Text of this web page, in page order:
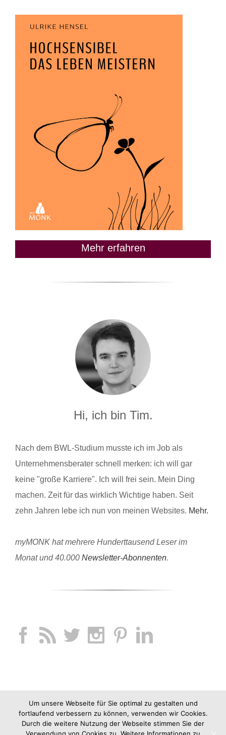
Mehr erfahren
Hi, ich bin Tim.
Nach dem BWL-Studium musste ich im Job als
Unternehmensberater schnell merken: ich will gar
keine "große Karriere". Ich will frei sein. Mein Ding
machen. Zeit für das wirklich Wichtige haben. Seit
zehn Jahren lebe ich nun von meinen Websites. Mehr.
myMONK hat mehrere Hunderttausend Leser im
Monat und 40.000 Newsletter-Abonnenten.
Um unsere Webseite für Sie optimal zu gestalten und
fortlaufend verbessern zu können, verwenden wir Cookies.
Durch die weitere Nutzung der Webseite stimmen Sie der